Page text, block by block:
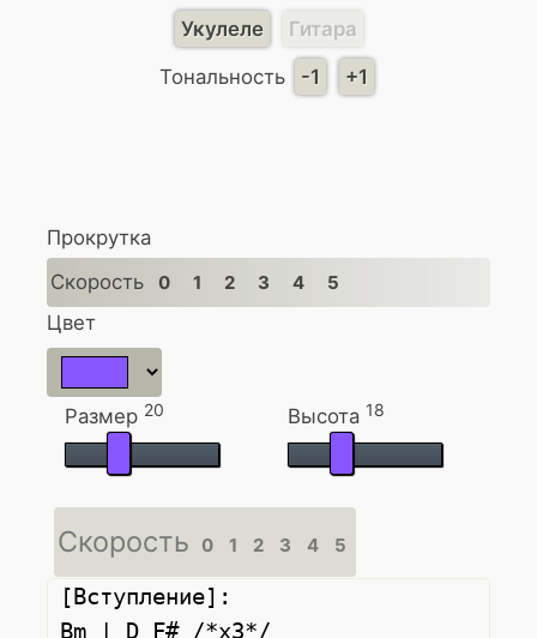
Укулеле
Гитара
Тональность
-1 +1
Прокрутка
Скорость
0 1 2 3 4 5
Цвет
Размер 20 Высота 18
Скорость 0 1 2 3 4 5
[Вступление]:
Bm | D F# /*x3*/